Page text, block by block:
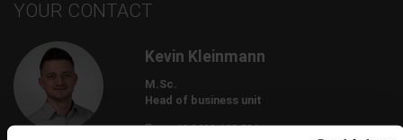
YOUR CONTACT
Kevin Kleinmann
M.Sc.
Head of business unit
+49 2623 600-581